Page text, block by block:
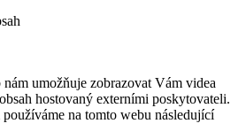
umožňuje zobrazovat Vám videa
hostovaný externími poskytovateli.
používáme na tomto webu následující